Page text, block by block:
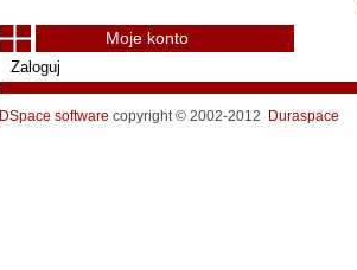
Moje konto
Zaloguj
DSpace software copyright © 2002-2012 Duraspace